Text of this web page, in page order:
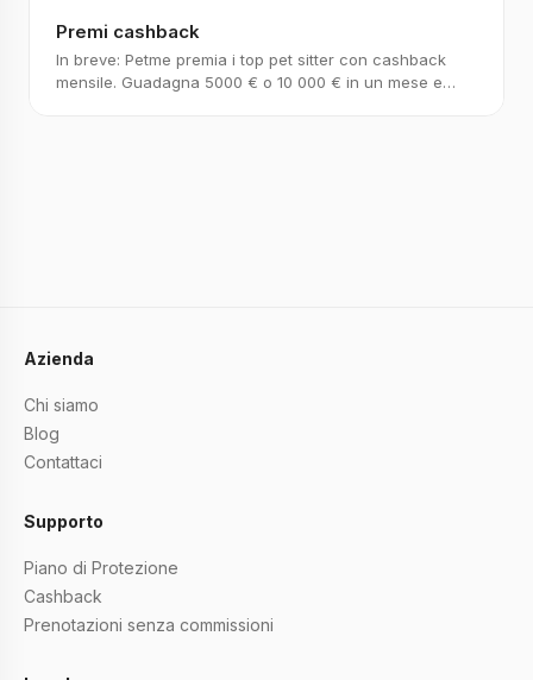
Premi cashback
In breve: Petme premia i top pet sitter con cashback
mensile. Guadagna 5000 € o 10 000 € in un mese e
Azienda
Chi siamo
Blog
Contattaci
Supporto
Piano di Protezione
Cashback
Prenotazioni senza commissioni